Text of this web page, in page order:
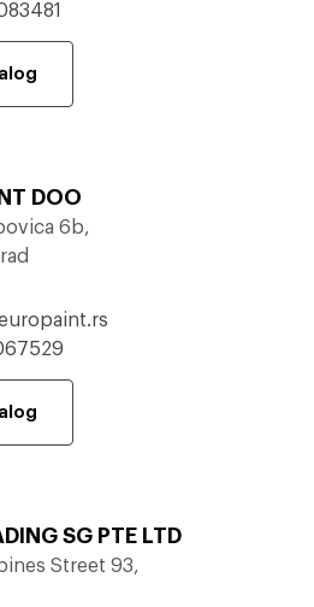
DOO
6b,
SG PTE LTD
Street 93,